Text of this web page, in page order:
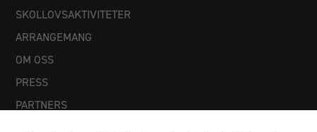
SKOLLOVSAKTIVITETER
ARRANGEMANG
OM OSS
PRESS
PARTNERS